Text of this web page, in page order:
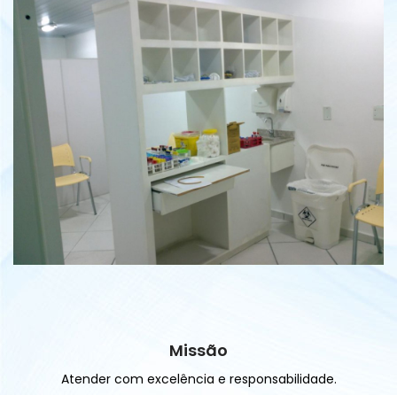
Missão
Atender com excelência e responsabilidade.